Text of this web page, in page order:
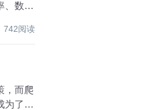
、数据
742阅读
，而爬
为了一